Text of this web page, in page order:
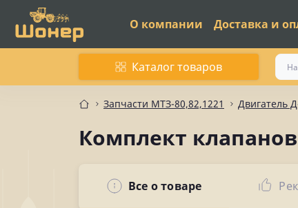
О компании Доставка и
Каталог товаров
Запчасти МТЗ-80,82,1221 Двигатель
Комплект
Все о товаре